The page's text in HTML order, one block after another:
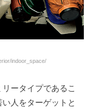
indoor_space/
ータイプであるこ
人をターゲットと